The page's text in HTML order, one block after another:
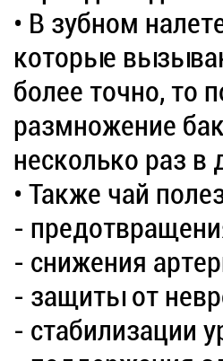
• В зубном
которые
более точно, то
размножение
несколько раз в
• Также чай
-
- снижения
- защиты от
- стабилизации